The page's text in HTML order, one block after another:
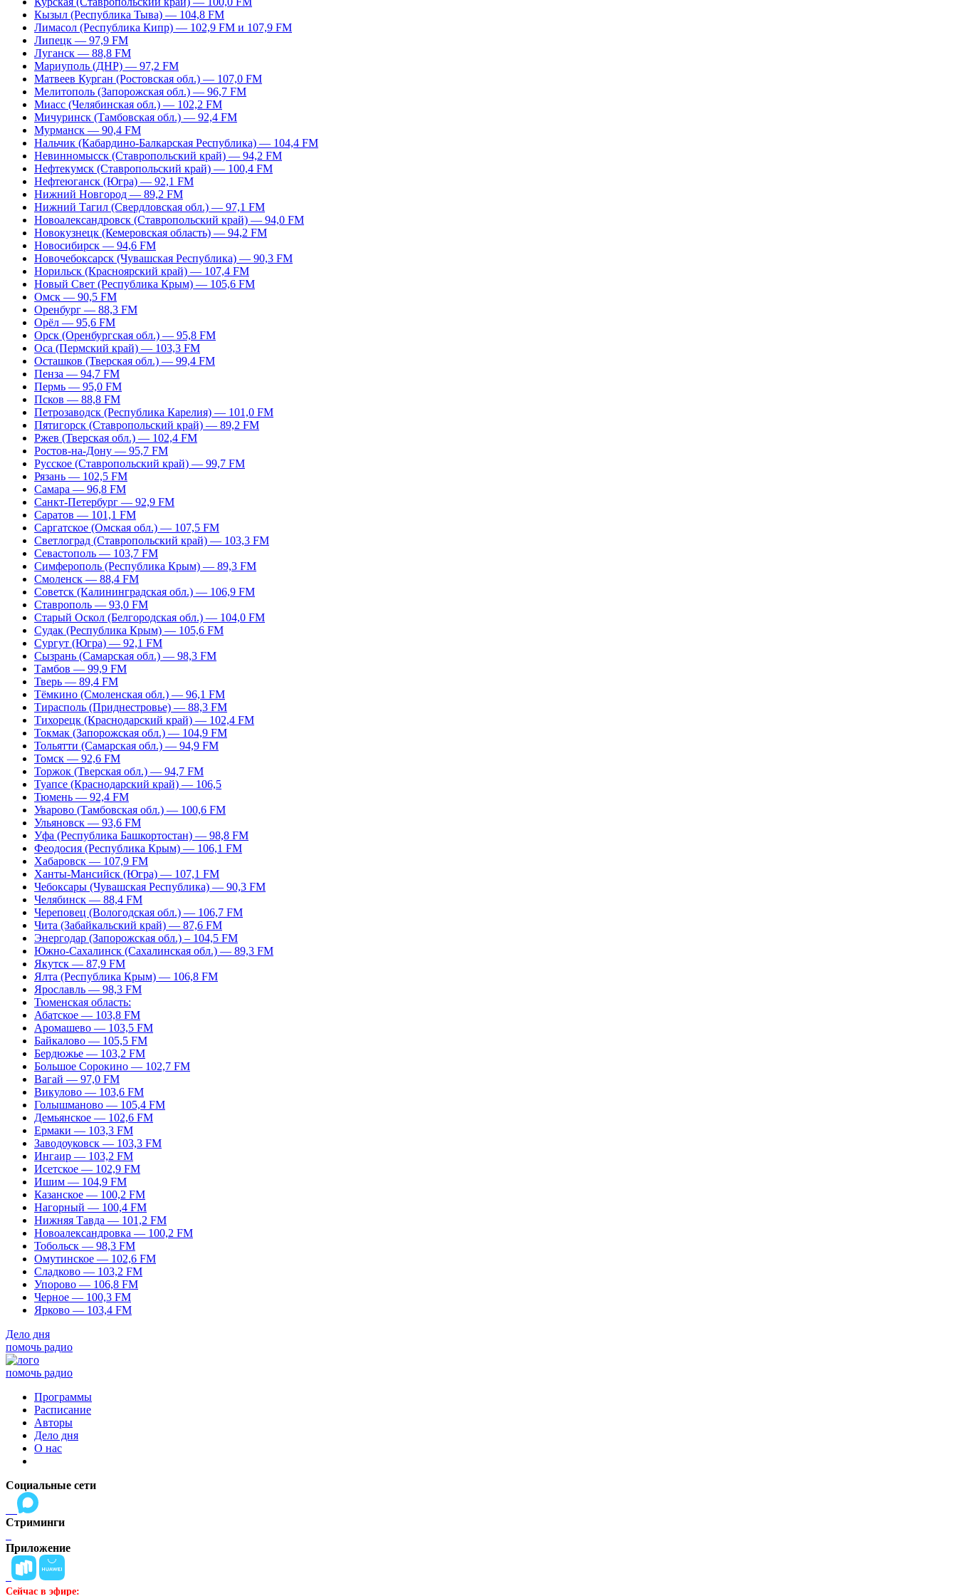
Кызыл (Республика Тыва) — 104,8 FM
Лимасол (Республика Кипр) — 102,9 FM и 107,9 FM
Липецк — 97,9 FM
Луганск — 88,8 FM
Мариуполь (ДНР) — 97,2 FM
Матвеев Курган (Ростовская обл.) — 107,0 FM
Мелитополь (Запорожская обл.) — 96,7 FM
Миасс (Челябинская обл.) — 102,2 FM
Мичуринск (Тамбовская обл.) — 92,4 FM
Мурманск — 90,4 FM
Нальчик (Кабардино-Балкарская Республика) — 104,4 FM
Невинномысск (Ставропольский край) — 94,2 FM
Нефтекумск (Ставропольский край) — 100,4 FM
Нефтеюганск (Югра) — 92,1 FM
Нижний Новгород — 89,2 FM
Нижний Тагил (Свердловская обл.) — 97,1 FM
Новоалександровск (Ставропольский край) — 94,0 FM
Новокузнецк (Кемеровская область) — 94,2 FM
Новосибирск — 94,6 FM
Новочебоксарск (Чувашская Республика) — 90,3 FM
Норильск (Красноярский край) — 107,4 FM
Новый Свет (Республика Крым) — 105,6 FM
Омск — 90,5 FM
Оренбург — 88,3 FM
Орёл — 95,6 FM
Орск (Оренбургская обл.) — 95,8 FM
Оса (Пермский край) — 103,3 FM
Осташков (Тверская обл.) — 99,4 FM
Пенза — 94,7 FM
Пермь — 95,0 FM
Псков — 88,8 FM
Петрозаводск (Республика Карелия) — 101,0 FM
Пятигорск (Ставропольский край) — 89,2 FM
Ржев (Тверская обл.) — 102,4 FM
Ростов-на-Дону — 95,7 FM
Русское (Ставропольский край) — 99,7 FM
Рязань — 102,5 FM
Самара — 96,8 FM
Санкт-Петербург — 92,9 FM
Саратов — 101,1 FM
Саргатское (Омская обл.) — 107,5 FM
Светлоград (Ставропольский край) — 103,3 FM
Севастополь — 103,7 FM
Симферополь (Республика Крым) — 89,3 FM
Смоленск — 88,4 FM
Советск (Калининградская обл.) — 106,9 FM
Ставрополь — 93,0 FM
Старый Оскол (Белгородская обл.) — 104,0 FM
Судак (Республика Крым) — 105,6 FM
Сургут (Югра) — 92,1 FM
Сызрань (Самарская обл.) — 98,3 FM
Тамбов — 99,9 FM
Тверь — 89,4 FM
Тёмкино (Смоленская обл.) — 96,1 FM
Тирасполь (Приднестровье) — 88,3 FM
Тихорецк (Краснодарский край) — 102,4 FM
Токмак (Запорожская обл.) — 104,9 FM
Тольятти (Самарская обл.) — 94,9 FM
Томск — 92,6 FM
Торжок (Тверская обл.) — 94,7 FM
Туапсе (Краснодарский край) — 106,5
Тюмень — 92,4 FM
Уварово (Тамбовская обл.) — 100,6 FM
Ульяновск — 93,6 FM
Уфа (Республика Башкортостан) — 98,8 FM
Феодосия (Республика Крым) — 106,1 FM
Хабаровск — 107,9 FM
Ханты-Мансийск (Югра) — 107,1 FM
Чебоксары (Чувашская Республика) — 90,3 FM
Челябинск — 88,4 FM
Череповец (Вологодская обл.) — 106,7 FM
Чита (Забайкальский край) — 87,6 FM
Энергодар (Запорожская обл.) – 104,5 FM
Южно-Сахалинск (Сахалинская обл.) — 89,3 FM
Якутск — 87,9 FM
Ялта (Республика Крым) — 106,8 FM
Ярославль — 98,3 FM
Тюменская область:
Абатское — 103,8 FM
Аромашево — 103,5 FM
Байкалово — 105,5 FM
Бердюжье — 103,2 FM
Большое Сорокино — 102,7 FM
Вагай — 97,0 FM
Викулово — 103,6 FM
Голышманово — 105,4 FM
Демьянское — 102,6 FM
Ермаки — 103,3 FM
Заводоуковск — 103,3 FM
Ингаир — 103,2 FM
Исетское — 102,9 FM
Ишим — 104,9 FM
Казанское — 100,2 FM
Нагорный — 100,4 FM
Нижняя Тавда — 101,2 FM
Новоалександровка — 100,2 FM
Тобольск — 98,3 FM
Омутинское — 102,6 FM
Сладково — 103,2 FM
Упорово — 106,8 FM
Черное — 100,3 FM
Ярково — 103,4 FM
Дело дня
помочь радио
помочь радио
Программы
Расписание
Авторы
Дело дня
О нас
Социальные сети
Стриминги
Приложение
Сейчас в эфире: